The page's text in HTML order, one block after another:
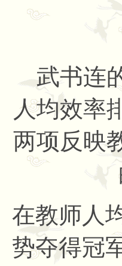
武书连
人均效率
两项反映
在教师人
势夺得冠